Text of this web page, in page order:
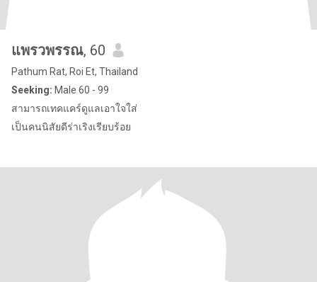
แพรวพรรณ, 60
Pathum Rat, Roi Et, Thailand
Seeking: Male 60 - 99
สามารถเทคแคร์ดูแลเอาใจใส่
เป็นคนนิสัยดีร่าเริงเรียบร้อย